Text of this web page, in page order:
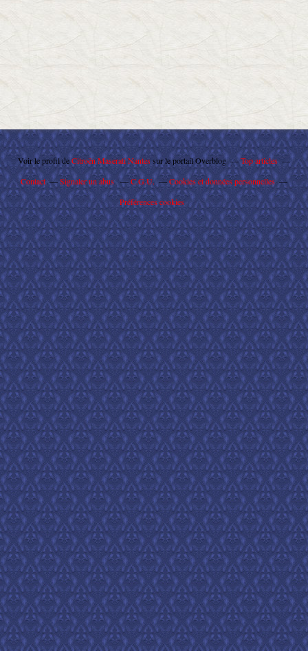
Voir le profil deCitroën Maserati Nantessur le portail Overblog
Top articles
Contact
Signaler un abus C.G.U.
Cookies et données personnelles
Préférences cookies